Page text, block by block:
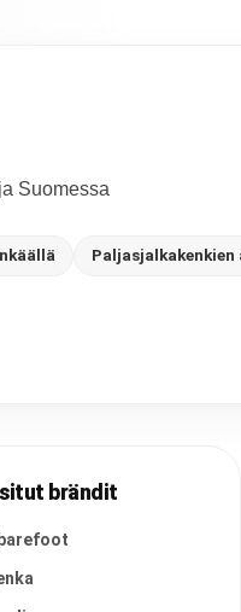
Suomessa
brändit